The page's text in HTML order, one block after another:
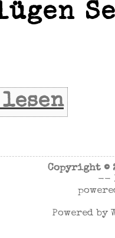
lügen
Copyright ©
--
Powered by